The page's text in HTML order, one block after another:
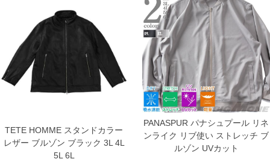
TETE HOMME スタンドカラー
レザー ブルゾン ブラック 3L 4L
5L 6L
PANASPUR パナシュプール リネ
ンライク リブ使い ストレッチ ブ
ルゾン UVカット